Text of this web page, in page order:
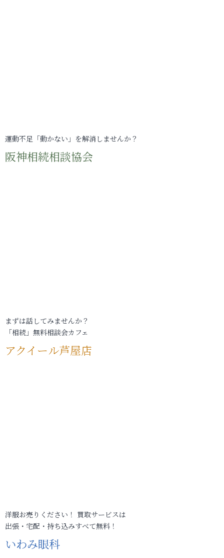
運動不足「動かない」を解消しませんか？
阪神相続相談協会
まずは話してみませんか？
「相続」無料相談会カフェ
アクイール芦屋店
洋服お売りください！ 買取サービスは
出張・宅配・持ち込みすべて無料！
いわみ眼科